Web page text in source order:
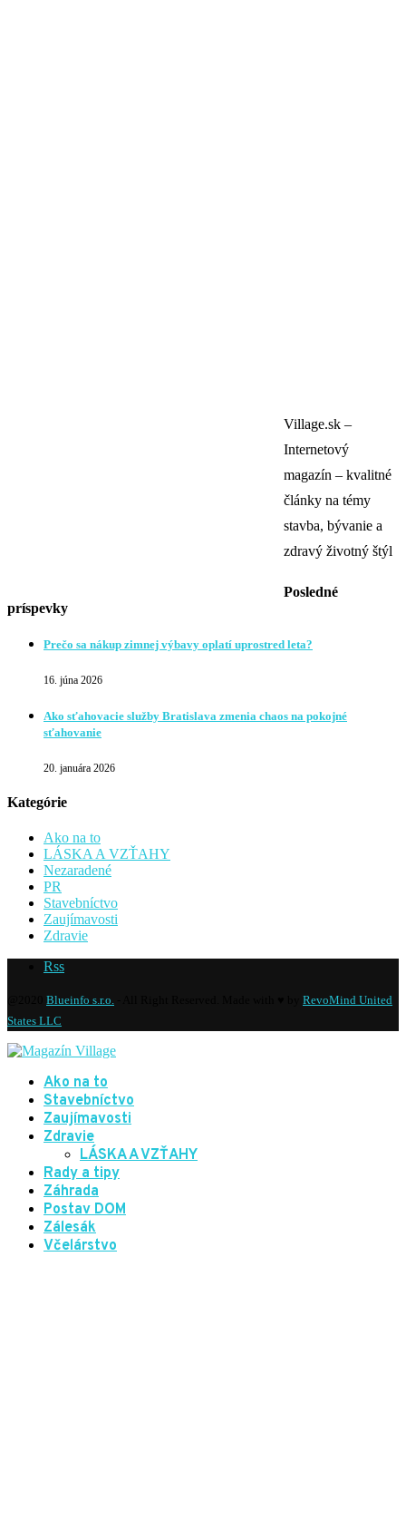
Village.sk –
Internetový
magazín – kvalitné
články na témy
stavba, bývanie a
zdravý životný štýl
Posledné
príspevky
Prečo sa nákup zimnej výbavy oplatí uprostred leta?
16. júna 2026
Ako sťahovacie služby Bratislava zmenia chaos na pokojné
sťahovanie
20. januára 2026
Kategórie
Ako na to
LÁSKA A VZŤAHY
Nezaradené
PR
Stavebníctvo
Zaujímavosti
Zdravie
Rss
Blueinfo s.r.o.
RevoMind United
States LLC
Ako na to
Stavebníctvo
Zaujímavosti
Zdravie
LÁSKA A VZŤAHY
Rady a tipy
Záhrada
Postav DOM
Zálesák
Včelárstvo